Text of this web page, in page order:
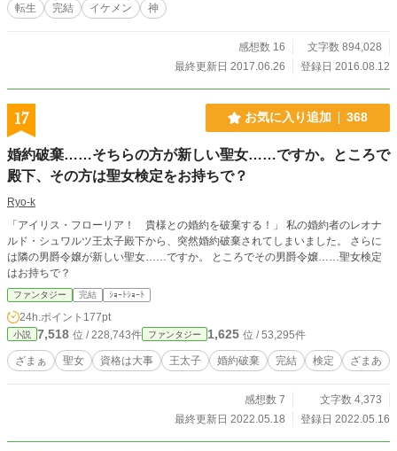
転生 完結 イケメン 神
感想数 16
文字数 894,028
最終更新日 2017.06.26
登録日 2016.08.12
17 お気に入り追加 368
婚約破棄……そちらの方が新しい聖女……ですか。ところで
殿下、その方は聖女検定をお持ちで？
Ryo-k
「アイリス・フローリア！ 貴様との婚約を破棄する！」 私の婚約者のレオナ
ルド・シュワルツ王太子殿下から、突然婚約破棄されてしまいました。 さらに
は隣の男爵令嬢が新しい聖女……ですか。 ところでその男爵令嬢……聖女検定
はお持ちで？
ファンタジー 完結 ｼｮｰﾄｼｮｰﾄ
24h.ポイント 177pt
小説 7,518 位 / 228,743件 ファンタジー 1,625 位 / 53,295件
ざまぁ 聖女 資格は大事 王太子 婚約破棄 完結 検定 ざまあ
感想数 7
文字数 4,373
最終更新日 2022.05.18
登録日 2022.05.16